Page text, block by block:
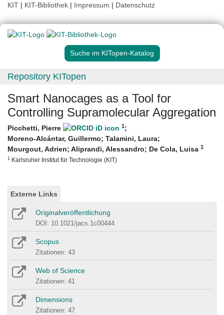
KIT | KIT-Bibliothek | Impressum | Datenschutz
Suche im KITopen-Katalog
Repository KITopen
Smart Nanocages as a Tool for
Controlling Supramolecular Aggregation
Picchetti, Pierre 1;
Moreno-Alcántar, Guillermo; Talamini, Laura;
Mourgout, Adrien; Aliprandi, Alessandro; De Cola, Luisa 1
1 Karlsruher Institut für Technologie (KIT)
Externe Links
Originalveröffentlichung
DOI: 10.1021/jacs.1c00444
Scopus
Zitationen: 43
Web of Science
Zitationen: 41
Dimensions
Zitationen: 47